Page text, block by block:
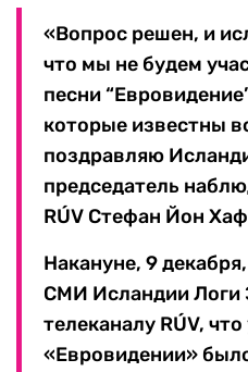
«Вопрос решен, и
что мы не будем
песни
которые известны
поздравляю
председатель
RÚV Стефан Йон
Накануне, 9
СМИ Исландии Логи
телеканалу RÚV,
«Евровидении»